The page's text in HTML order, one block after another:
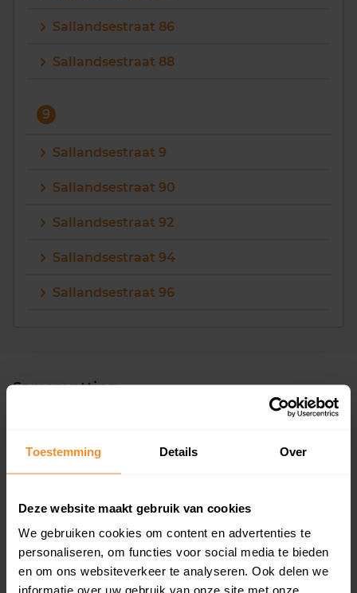
Toestemming Details Over
Deze website maakt gebruik van cookies
We gebruiken cookies om content en advertenties te
personaliseren, om functies voor social media te bieden
en om ons websiteverkeer te analyseren. Ook delen we
informatie over uw gebruik van onze site met onze
Sallandsestraat 86
Sallandsestraat 88
9
Sallandsestraat 9
Sallandsestraat 90
Sallandsestraat 92
Sallandsestraat 94
Sallandsestraat 96
Samenvatting
Provincie
Coevorden
Gemiddelde woningwaarde